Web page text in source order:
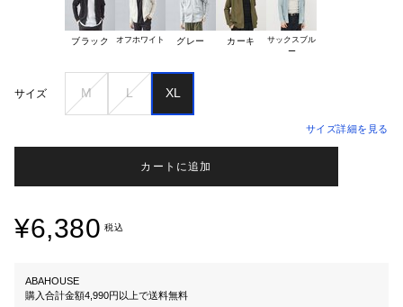
ブラック オフホワイト グレー カーキ
サックスブル
ー
サイズ M L XL
サイズ詳細を見る
カートに追加
¥6,380 税込
ABAHOUSE
購入合計金額4,990円以上で送料無料